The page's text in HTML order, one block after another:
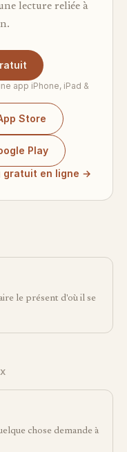
lecture reliée à
app iPhone, iPad &
Store
Play
gratuit en ligne →
le présent d'où il se
chose demande à